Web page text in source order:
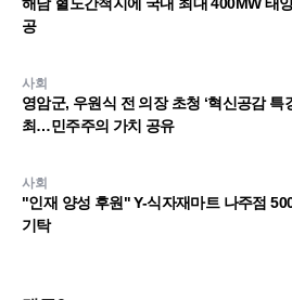
공
사회
영암군, 우원식 전 의장 초청 ‘혁신공감 특
최…민주주의 가치 공유
사회
"인재 양성 후원" Y-식자재마트 나주점
기탁